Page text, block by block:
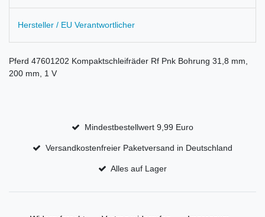
Hersteller / EU Verantwortlicher
Pferd 47601202 Kompaktschleifräder Rf Pnk Bohrung 31,8 mm,
200 mm, 1 V
Mindestbestellwert 9,99 Euro
Versandkostenfreier Paketversand in Deutschland
Alles auf Lager